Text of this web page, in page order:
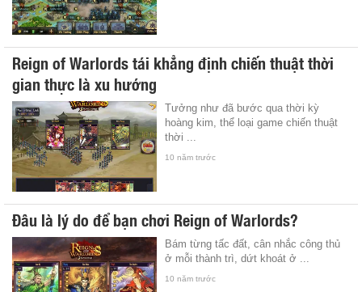
Reign of Warlords tái khẳng định chiến thuật thời
gian thực là xu hướng
Tưởng như đã bước qua thời kỳ
hoàng kim, thể loại game chiến thuật
thời ...
10 năm trước
Đâu là lý do để bạn chơi Reign of Warlords?
Bám từng tấc đất, cân nhắc công thủ
ở mỗi thành trì, dứt khoát ở ...
10 năm trước